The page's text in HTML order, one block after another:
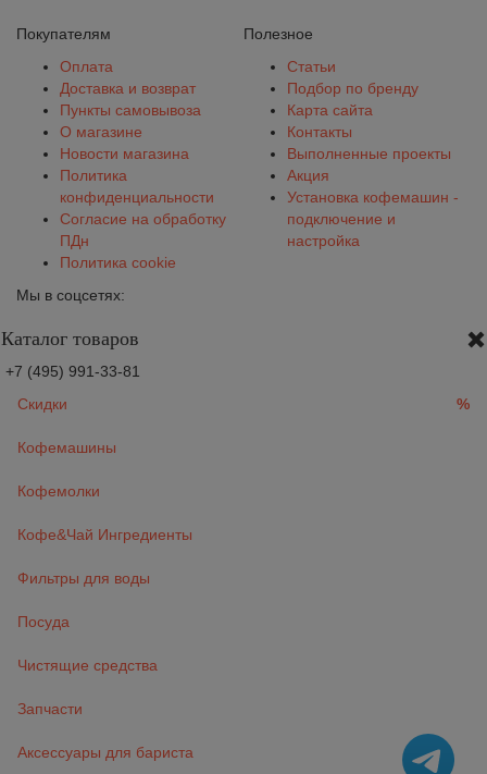
Покупателям
Оплата
Доставка и возврат
Пункты самовывоза
О магазине
Новости магазина
Политика
конфиденциальности
Согласие на обработку
ПДн
Политика cookie
Полезное
Статьи
Подбор по бренду
Карта сайта
Контакты
Выполненные проекты
Акция
Установка кофемашин -
подключение и
настройка
Мы в соцсетях:
Каталог товаров
+7 (495) 991-33-81
Скидки
%
Кофемашины
Кофемолки
Кофе&Чай Ингредиенты
Фильтры для воды
Посуда
Чистящие средства
Запчасти
Аксессуары для бариста